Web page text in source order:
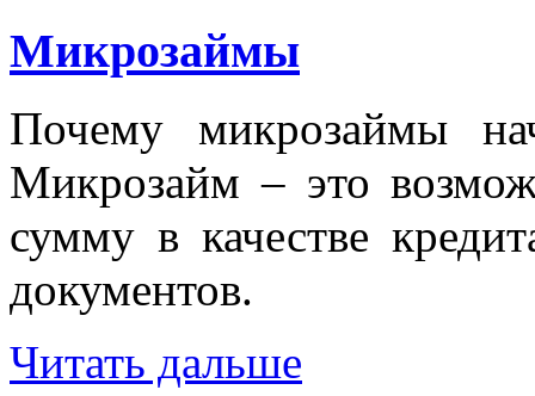
Микрозаймы
Почему микрозаймы
Микрозайм – это
сумму в качестве
документов.
Читать дальше